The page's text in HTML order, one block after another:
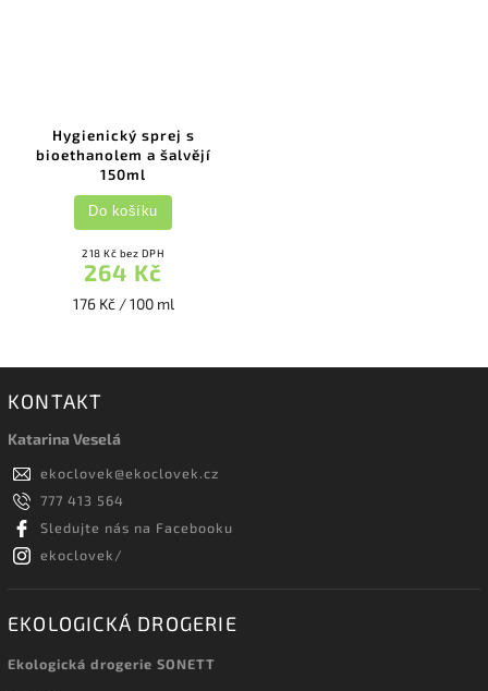
Hygienický sprej s
bioethanolem a šalvějí
150ml
218 Kč bez DPH
264 Kč
176 Kč / 100 ml
Do košíku
KONTAKT
Katarina Veselá
ekoclovek@ekoclovek.cz
777 413 564
Sledujte nás na Facebooku
ekoclovek/
EKOLOGICKÁ DROGERIE
Ekologická drogerie SONETT